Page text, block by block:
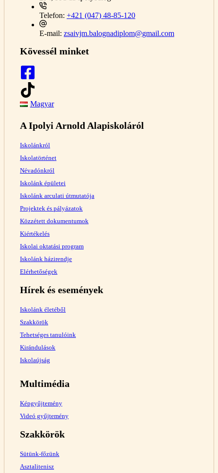
Telefon: +421 (047) 48-85-120
E-mail: zsaivjm.balognadiplom@gmail.com
Kövessél minket
Magyar
A Ipolyi Arnold Alapiskoláról
Iskolánkról
Iskolatörténet
Névadónkról
Iskolánk épületei
Iskolánk arculati útmutatója
Projektek és pályázatok
Közzétett dokumentumok
Kiértékelés
Iskolai oktatási program
Iskolánk házirendje
Elérhetőségek
Hírek és események
Iskolánk életéből
Szakkörök
Tehetséges tanulóink
Kirándulások
Iskolaújság
Multimédia
Képgyűjtemény
Videó gyűjtemény
Szakkörök
Sütünk-főzünk
Asztalitenisz